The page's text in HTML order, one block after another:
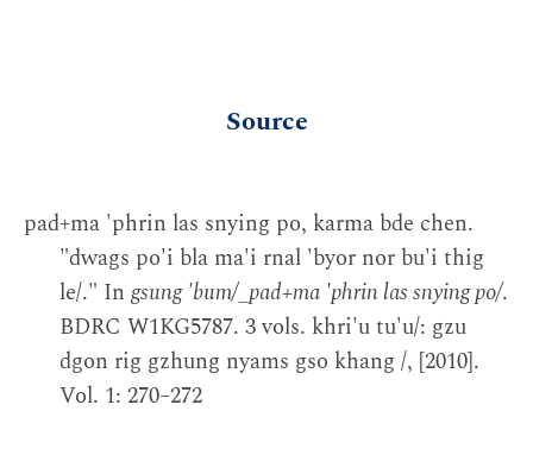
Source
pad+ma 'phrin las snying po, karma bde chen.
"dwags po'i bla ma'i rnal 'byor nor bu'i thig
le/." Ingsung 'bum/_pad+ma 'phrin las snying po/.
BDRC W1KG5787. 3 vols. khri'u tu'u/: gzu
dgon rig gzhung nyams gso khang /, [2010].
Vol. 1: 270–272